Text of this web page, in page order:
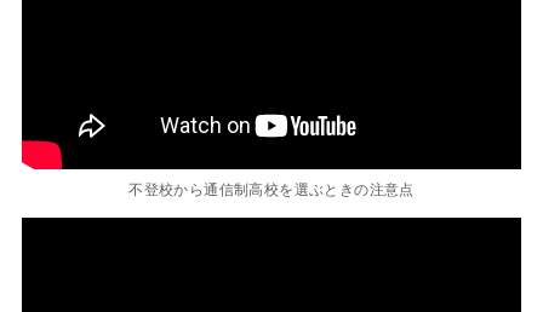
不登校から通信制高校を選ぶときの注意点